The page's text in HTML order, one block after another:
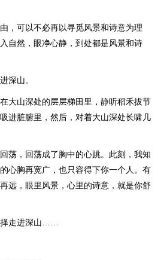
，可以不必再以寻觅风景和诗意为理
自然，眼净心静，到处都是风景和诗
深山。
大山深处的层层梯田里，静听稻禾拔节
进脏腑里，然后，对着大山深处长啸几
荡，回荡成了胸中的心跳。此刻，我知
心胸再宽广，也只容得下你一个人。有
远，眼里风景，心里的诗意，就是你舒
走进深山……